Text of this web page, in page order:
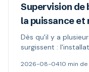
Supervision de
la puissance
Dès qu'il y a
surgissent :
paie. Délestage
2026-08-0410 min